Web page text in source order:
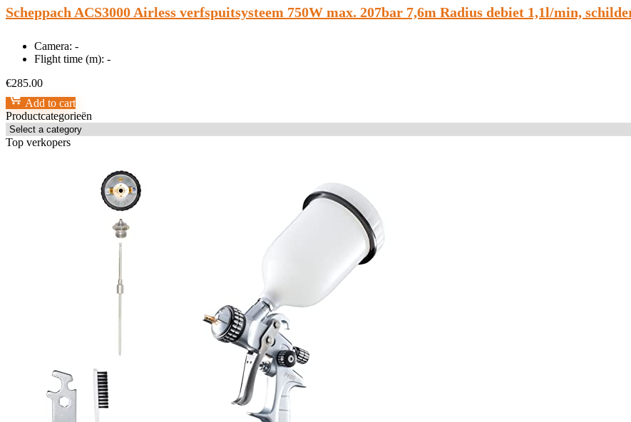
Scheppach ACS3000 Airless verfspuitsysteem 750W max. 207bar 7,6m Radius debiet 1,1l/min,
Camera: -
Flight time (m): -
€285.00
Add to cart
Productcategorieën
Top verkopers